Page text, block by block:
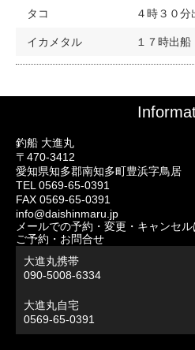
タコ ４時３０分
イカメタル １７時出船
釣船 大進丸
〒470-3412
愛知県知多郡南知多町豊浜字鳥居
TEL 0569-65-0391
FAX 0569-65-0391
info@daishinmaru.jp
メールでの予約・変更・キャンセル
ご予約・お問合せ
大進丸携帯
090-5008-6334
大進丸自宅
0569-65-0391